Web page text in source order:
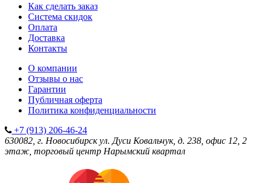
Как сделать заказ
Система скидок
Оплата
Доставка
Контакты
О компании
Отзывы о нас
Гарантии
Публичная оферта
Политика конфиденциальности
+7 (913) 206-46-24
630082, г. Новосибирск ул. Дуси Ковальчук, д. 238, офис 12, 2
этаж, торговый центр Нарымский квартал